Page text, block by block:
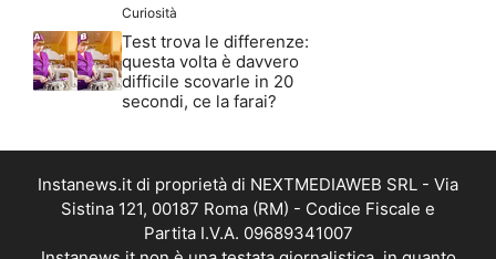
Curiosità
Test trova le differenze:
questa volta è davvero
difficile scovarle in 20
secondi, ce la farai?
Instanews.it di proprietà di NEXTMEDIAWEB SRL - Via
Sistina 121, 00187 Roma (RM) - Codice Fiscale e
Partita I.V.A. 09689341007